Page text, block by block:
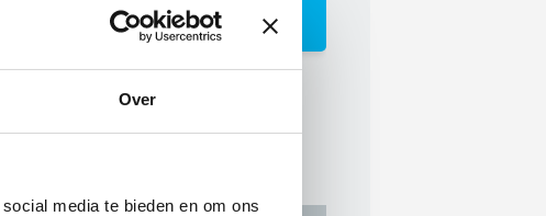
Over
media te bieden en om ons
informatie voorzien.